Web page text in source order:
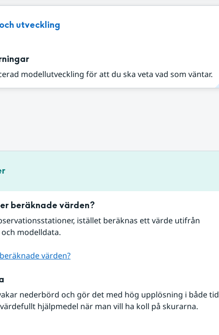
utveckling
modellutveckling för att du ska veta vad som väntar.
beräknade värden?
istället beräknas ett värde utifrån
modelldata.
värden?
nederbörd och gör det med hög upplösning i både tid
hjälpmedel när man vill ha koll på skurarna.